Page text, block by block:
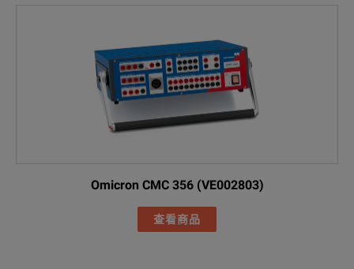
Omicron CMC 356 (VE002803)
查看商品